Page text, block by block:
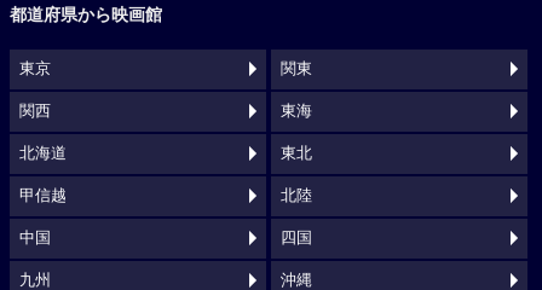
都道府県から映画館
東京 関東
関西 東海
北海道 東北
甲信越 北陸
中国 四国
九州 沖縄